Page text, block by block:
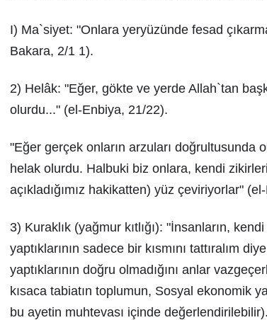
I) Ma`siyet: "Onlara yeryüzünde fesad
Bakara, 2/1 1).
2) Helâk: "Eğer, gökte ve yerde Allah`tan
olurdu..." (el-Enbiya, 21/22).
"Eğer gerçek onların arzuları doğrultusunda
helak olurdu. Halbuki biz onlara, kendi
açıkladığımız hakikatten) yüz çeviriyorlar"
3) Kuraklık (yağmur kıtlığı): "İnsanların,
yaptıklarının sadece bir kısmını tattıralım
yaptıklarının doğru olmadığını anlar
kısaca tabiatın toplumun, Sosyal ekonomik
bu ayetin muhtevası içinde değerlendirilebilir).